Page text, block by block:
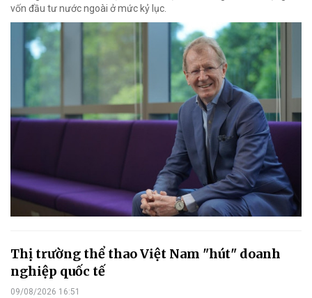
vốn đầu tư nước ngoài ở mức kỷ lục.
Thị trường thể thao Việt Nam "hút" doanh
nghiệp quốc tế
09/08/2026 16:51